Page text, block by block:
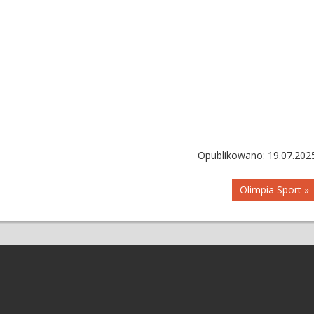
Opublikowano:
Olimpia Sport »